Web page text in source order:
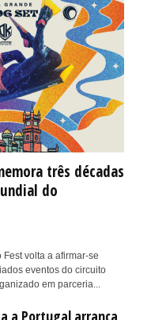
três décadas
do
Fest volta a afirmar-se
eventos do circuito
em parceria...
a Portugal arranca